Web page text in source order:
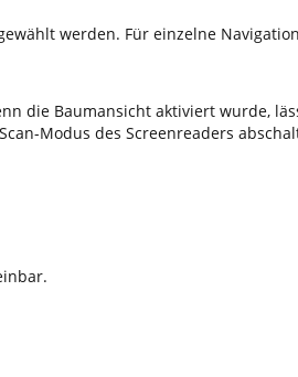
werden. Für einzelne
die Baumansicht aktiviert wurde,
Modus des Screenreaders